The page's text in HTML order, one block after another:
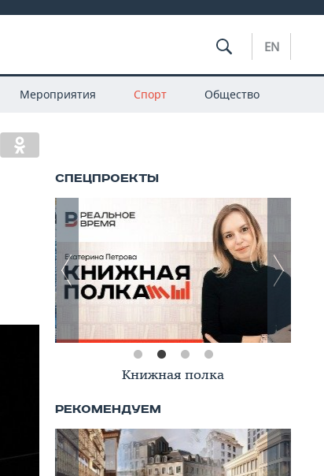
EN
Мероприятия Спорт Общество
Книжная полка